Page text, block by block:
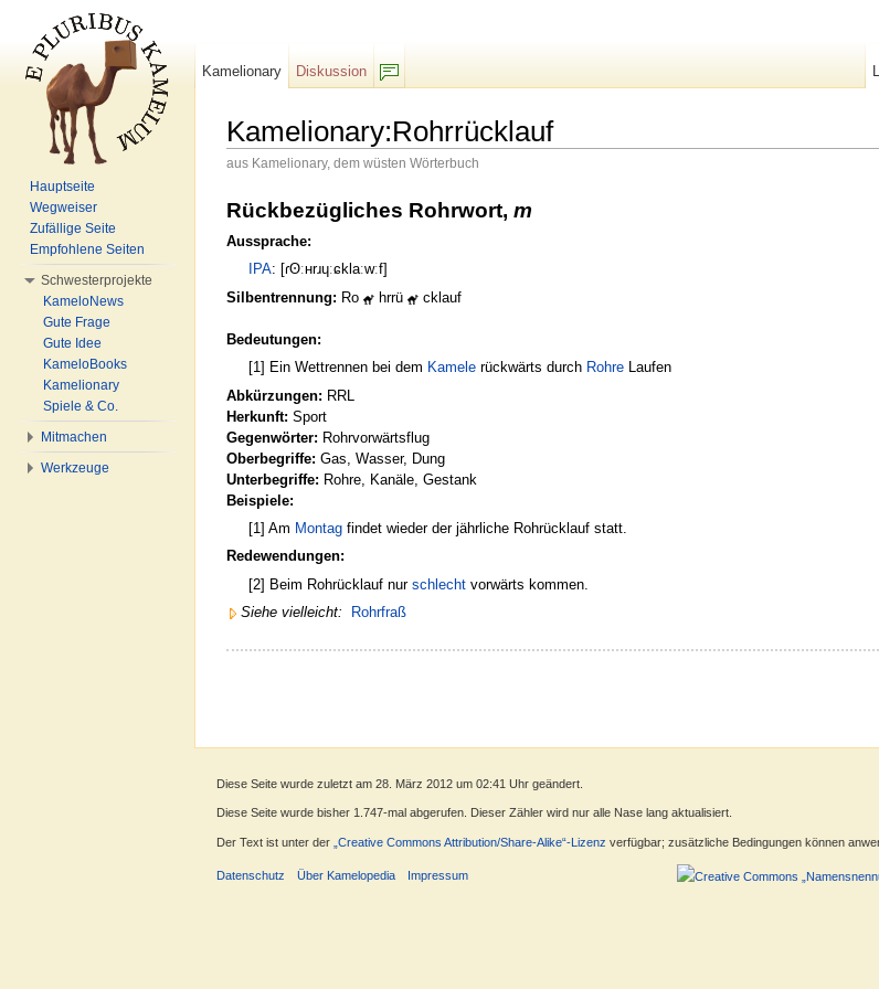
Kamelionary:Rohrrücklauf
aus Kamelionary, dem wüsten Wörterbuch
Rückbezügliches Rohrwort, m
Aussprache:
IPA: [ɾʘːʜrɹɥːɕklaːwːf]
Silbentrennung: Ro hrrü cklauf
Bedeutungen:
[1] Ein Wettrennen bei dem Kamele rückwärts durch Rohre Laufen
Abkürzungen: RRL
Herkunft: Sport
Gegenwörter: Rohrvorwärtsflug
Oberbegriffe: Gas, Wasser, Dung
Unterbegriffe: Rohre, Kanäle, Gestank
Beispiele:
[1] Am Montag findet wieder der jährliche Rohrücklauf statt.
Redewendungen:
[2] Beim Rohrücklauf nurschlecht vorwärts kommen.
Siehe vielleicht:
Rohrfraß
Kamelionary
Diskussion
Hauptseite
Wegweiser
Zufällige Seite
Empfohlene Seiten
Schwesterprojekte
KameloNews
Gute Frage
Gute Idee
KameloBooks
Kamelionary
Spiele & Co.
Mitmachen
Werkzeuge
Diese Seite wurde zuletzt am 28. März 2012 um 02:41 Uhr geändert.
Diese Seite wurde bisher 1.747-mal abgerufen. Dieser Zähler wird nur alle Nase lang aktualisiert.
Der Text ist unter der „Creative Commons Attribution/Share-Alike“-Lizenz verfügbar; zusätzliche Bedingungen können
Datenschutz Über Kamelopedia Impressum